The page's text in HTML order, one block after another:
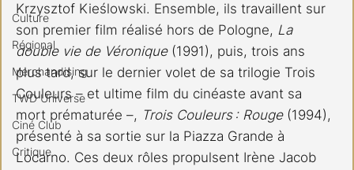
Culture
Régional
Merchandising
TWD Universe
Ciné Club
Critique
Krzysztof Kieślowski. Ensemble, ils travaillent sur
son premier film réalisé hors de Pologne, La
double vie de Véronique (1991), puis, trois ans
plus tard, sur le dernier volet de sa trilogie Trois
Couleurs – et ultime film du cinéaste avant sa
mort prématurée –, Trois Couleurs : Rouge (1994),
présenté à sa sortie sur la Piazza Grande à
Locarno. Ces deux rôles propulsent Irène Jacob